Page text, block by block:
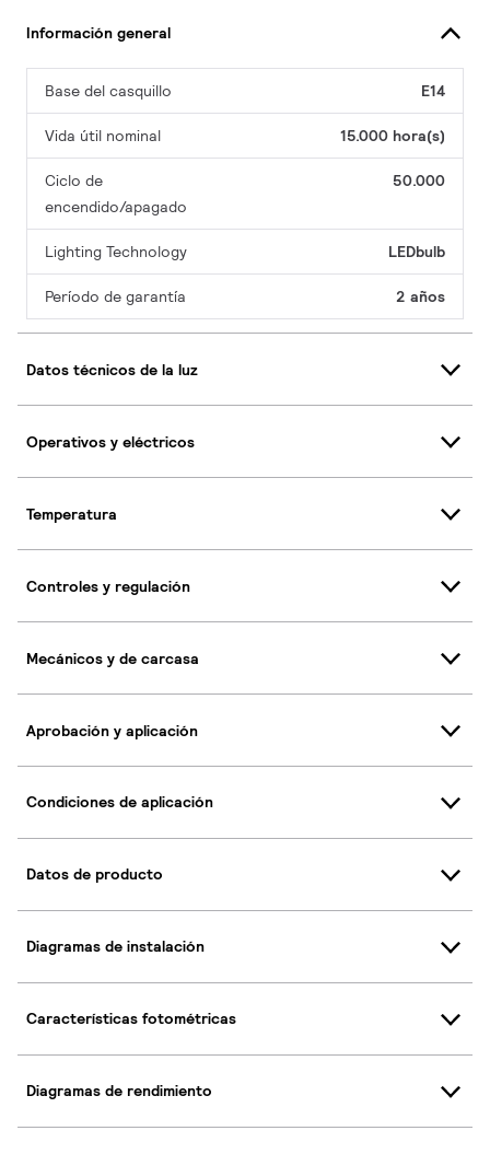
Información general
Base del casquillo E14
Vida útil nominal 15.000 hora(s)
Ciclo de
encendido/apagado
50.000
Lighting Technology LEDbulb
Período de garantía 2 años
Datos técnicos de la luz
Operativos y eléctricos
Temperatura
Controles y regulación
Mecánicos y de carcasa
Aprobación y aplicación
Condiciones de aplicación
Datos de producto
Diagramas de instalación
Características fotométricas
Diagramas de rendimiento